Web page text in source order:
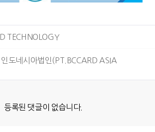
TECHNOLOGY
인도네시아법인(PT.BCCARD ASIA
등록된 댓글이 없습니다.